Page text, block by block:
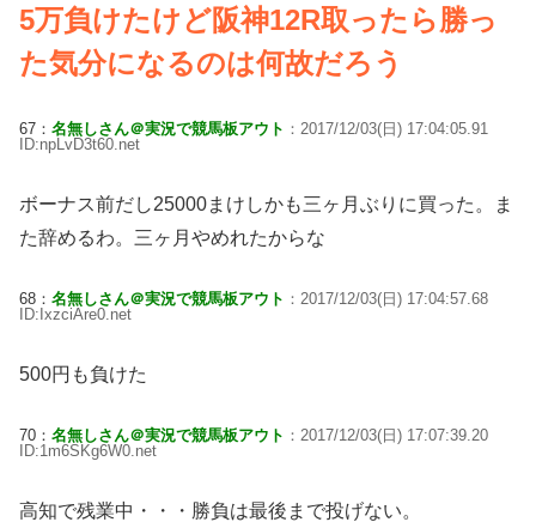
5万負けたけど阪神12R取ったら勝っ
た気分になるのは何故だろう
67： 名無しさん＠実況で競馬板アウト ：2017/12/03(日) 17:04:05.91
ID:npLvD3t60.net
ボーナス前だし25000まけしかも三ヶ月ぶりに買った。ま
た辞めるわ。三ヶ月やめれたからな
68： 名無しさん＠実況で競馬板アウト ：2017/12/03(日) 17:04:57.68
ID:IxzciAre0.net
500円も負けた
70： 名無しさん＠実況で競馬板アウト ：2017/12/03(日) 17:07:39.20
ID:1m6SKg6W0.net
高知で残業中・・・勝負は最後まで投げない。